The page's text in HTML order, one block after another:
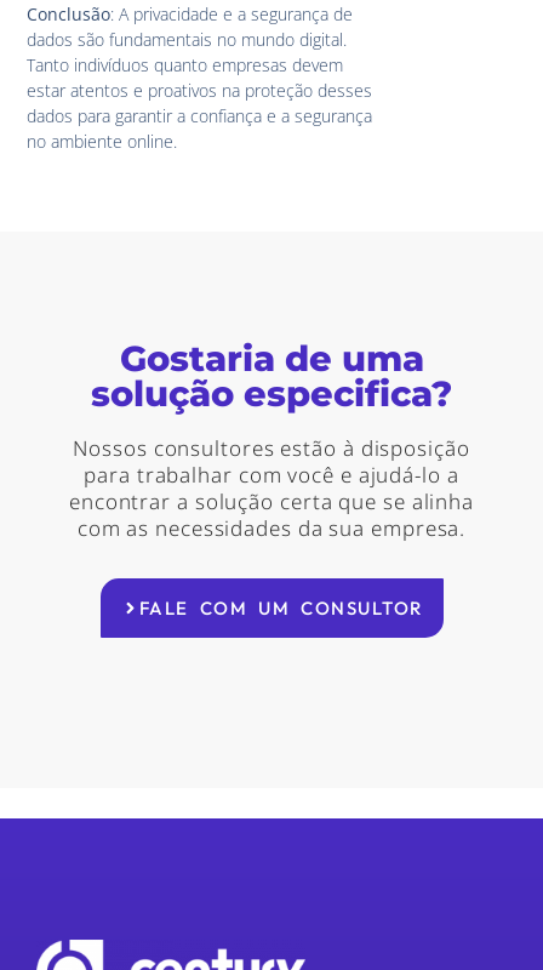
Conclusão: A privacidade e a segurança de
dados são fundamentais no mundo digital.
Tanto indivíduos quanto empresas devem
estar atentos e proativos na proteção desses
dados para garantir a confiança e a segurança
no ambiente online.
Gostaria de uma
solução especifica?
Nossos consultores estão à disposição
para trabalhar com você e ajudá-lo a
encontrar a solução certa que se alinha
com as necessidades da sua empresa.
FALE COM UM CONSULTOR